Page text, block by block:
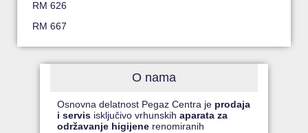
RM 626
RM 667
O nama
Osnovna delatnost Pegaz Centra je prodaja
i servis isključivo vrhunskihaparata za
održavanje higijene renomiranih